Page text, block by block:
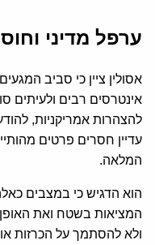
ערפל מדיני
אסולין ציין כי סביב
אינטרסים רבים ולעיתים
להצהרות אמריקניות,
עדיין חסרים פרטים
המלאה.
הוא הדגיש כי במצבים
המציאות בשטח ואת
ולא להסתמך על הכרזות